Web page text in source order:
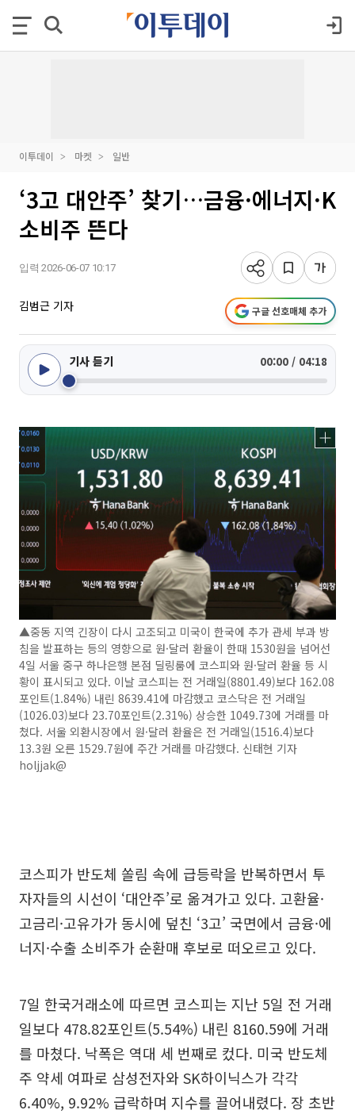
이투데이 마켓 일반
‘3고 대안주’ 찾기…금융·에너지·K
소비주 뜬다
입력 2026-06-07 10:17
김범근 기자 구글 선호매체 추가
기사 듣기 00:00 / 04:18
▲중동 지역 긴장이 다시 고조되고 미국이 한국에 추가 관세 부과 방
침을 발표하는 등의 영향으로 원·달러 환율이 한때 1530원을 넘어선
4일 서울 중구 하나은행 본점 딜링룸에 코스피와 원·달러 환율 등 시
황이 표시되고 있다. 이날 코스피는 전 거래일(8801.49)보다 162.08
포인트(1.84%) 내린 8639.41에 마감했고 코스닥은 전 거래일
(1026.03)보다 23.70포인트(2.31%) 상승한 1049.73에 거래를 마
쳤다. 서울 외환시장에서 원·달러 환율은 전 거래일(1516.4)보다
13.3원 오른 1529.7원에 주간 거래를 마감했다. 신태현 기자
holjjak@
코스피가 반도체 쏠림 속에 급등락을 반복하면서 투
자자들의 시선이 ‘대안주’로 옮겨가고 있다. 고환율·
고금리·고유가가 동시에 덮친 ‘3고’ 국면에서 금융·에
너지·수출 소비주가 순환매 후보로 떠오르고 있다.
7일 한국거래소에 따르면 코스피는 지난 5일 전 거래
일보다 478.82포인트(5.54%) 내린 8160.59에 거래
를 마쳤다. 낙폭은 역대 세 번째로 컸다. 미국 반도체
주 약세 여파로 삼성전자와 SK하이닉스가 각각
6.40%, 9.92% 급락하며 지수를 끌어내렸다. 장 초반